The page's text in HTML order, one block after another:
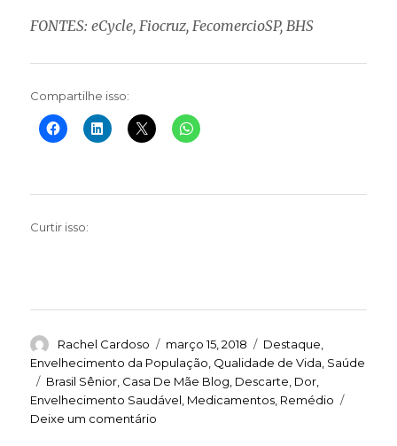
FONTES: eCycle, Fiocruz, FecomercioSP, BHS
Compartilhe isso:
Curtir isso:
Autor
Rachel Cardoso
Publicado
em
março 15, 2018 Categorias
Destaque
Envelhecimento da População, Qualidade de Vida, Saúde
Tags
Brasil Sênior, Casa De Mãe Blog, Descarte, Dor,
Envelhecimento Saudável, Medicamentos, Remédio
Deixe um comentário